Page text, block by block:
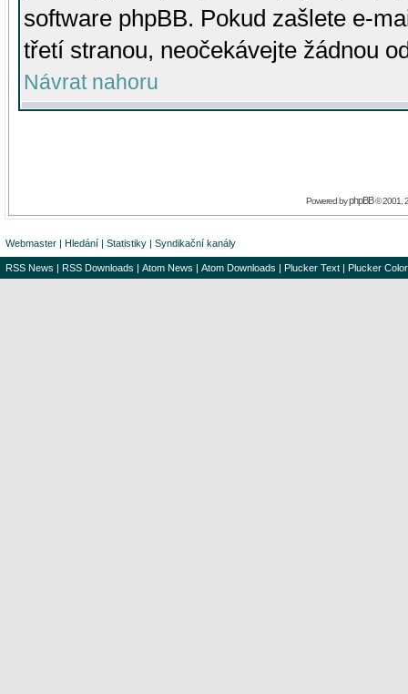
software phpBB. Pokud zašlete e-
třetí stranou, neočekávejte žádnou
Návrat nahoru
Powered byphpBB© 2001,
Webmaster | Hledání | Statistiky | Syndikační kanály
RSS News | RSS Downloads | Atom News | Atom Downloads | Plucker Text | Plucker Color